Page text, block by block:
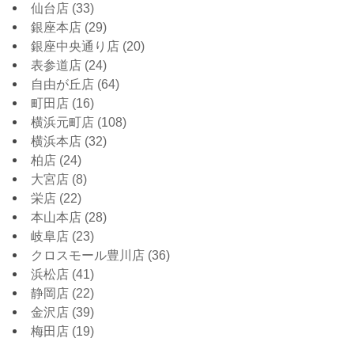
仙台店 (33)
銀座本店 (29)
銀座中央通り店 (20)
表参道店 (24)
自由が丘店 (64)
町田店 (16)
横浜元町店 (108)
横浜本店 (32)
柏店 (24)
大宮店 (8)
栄店 (22)
本山本店 (28)
岐阜店 (23)
クロスモール豊川店 (36)
浜松店 (41)
静岡店 (22)
金沢店 (39)
梅田店 (19)